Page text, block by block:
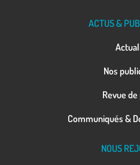
ACTUS &
Nos
Revue
Communiqués &
NOUS